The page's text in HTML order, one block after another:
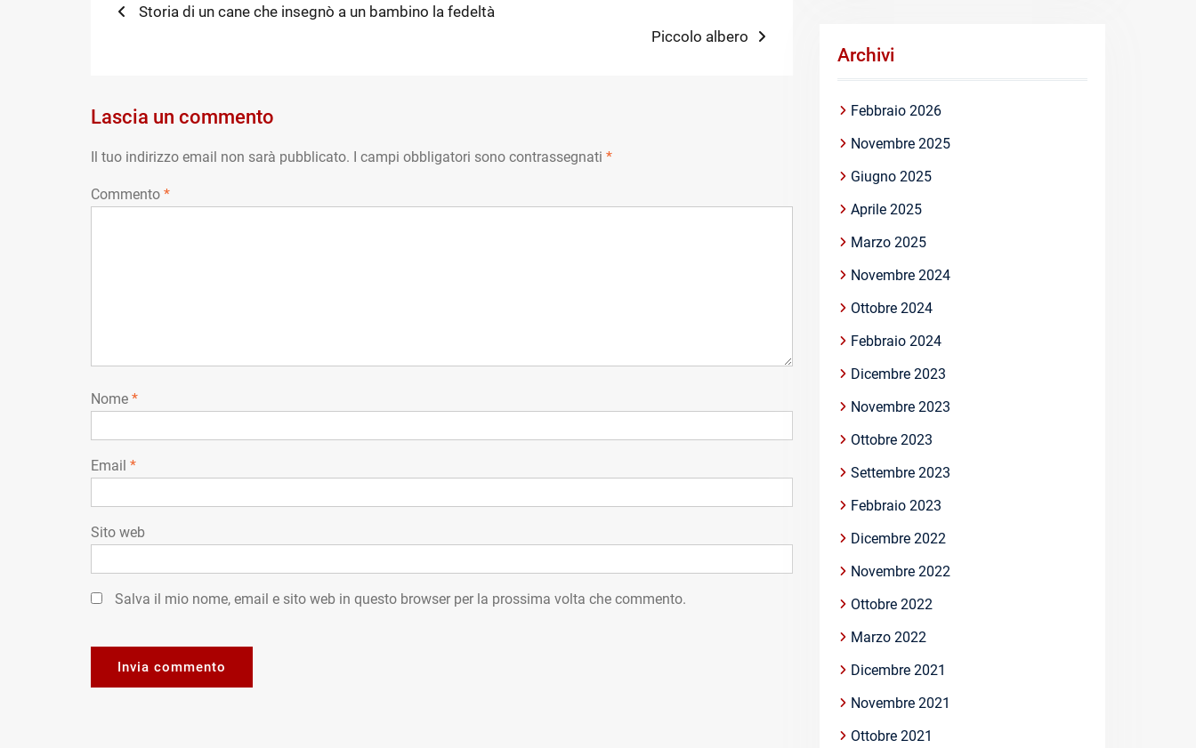
Navigazione
Previous
Storia di un cane che insegnò a un bambino la fedeltà
Next
Piccolo albero
Lascia un commento
Il tuo indirizzo email non sarà pubblicato. I campi obbligatori sono contrassegnati *
Commento *
Nome *
Email *
Sito web
Salva il mio nome, email e sito web in questo browser per la prossima volta che commento.
Archivi
Febbraio 2026
Novembre 2025
Giugno 2025
Aprile 2025
Marzo 2025
Novembre 2024
Ottobre 2024
Febbraio 2024
Dicembre 2023
Novembre 2023
Ottobre 2023
Settembre 2023
Febbraio 2023
Dicembre 2022
Novembre 2022
Ottobre 2022
Marzo 2022
Dicembre 2021
Novembre 2021
Ottobre 2021